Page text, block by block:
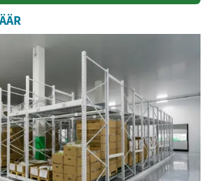
iga päev
kohand...